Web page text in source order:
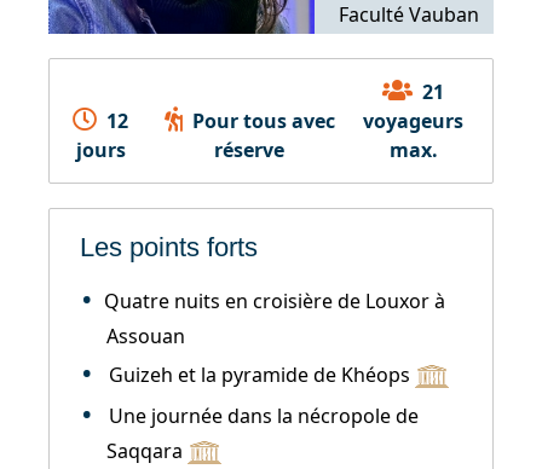
Faculté Vauban
12
jours
Pour tous avec
réserve
21
voyageurs
max.
Les points forts
Quatre nuits en croisière de Louxor à
Assouan
Guizeh et la pyramide de Khéops
Une journée dans la nécropole de
Saqqara